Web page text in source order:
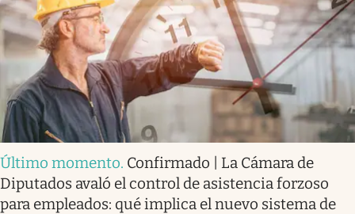
Último momento. Confirmado | La Cámara de
Diputados avaló el control de asistencia forzoso
para empleados: qué implica el nuevo sistema de